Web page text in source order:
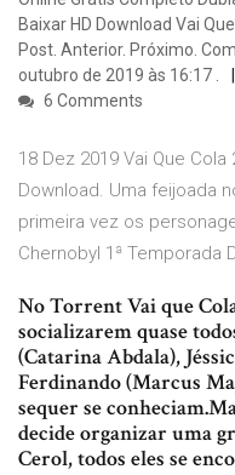
Baixar HD Download Vai
Post. Anterior. Próximo.
outubro de 2019 às 16:17 .
6 Comments
18 Dez 2019 Vai Que
Download. Uma feijoada
primeira vez os
Chernobyl 1ª Temporada
No Torrent Vai que
socializarem quase
(Catarina Abdala),
Ferdinando (Marcus
sequer se
decide organizar uma
Cerol, todos eles se